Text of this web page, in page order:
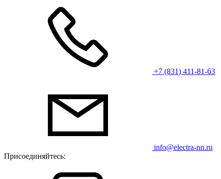
+7 (831) 411-81-63
info@electra-nn.ru
Присоединяйтесь: